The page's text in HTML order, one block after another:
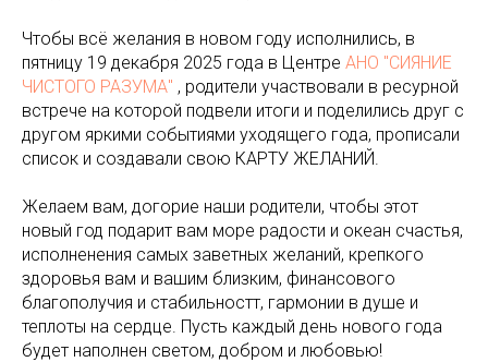
Чтобы всё желания в новом году исполнились, в
пятницу 19 декабря 2025 года в Центре АНО "СИЯНИЕ
ЧИСТОГО РАЗУМА" , родители участвовали в ресурной
встрече на которой подвели итоги и поделились друг с
другом яркими событиями уходящего года, прописали
список и создавали свою КАРТУ ЖЕЛАНИЙ.
Желаем вам, догорие наши родители, чтобы этот
новый год подарит вам море радости и океан счастья,
исполненения самых заветных желаний, крепкого
здоровья вам и вашим близким, финансового
благополучия и стабильностт, гармонии в душе и
теплоты на сердце. Пусть каждый день нового года
будет наполнен светом, добром и любовью!